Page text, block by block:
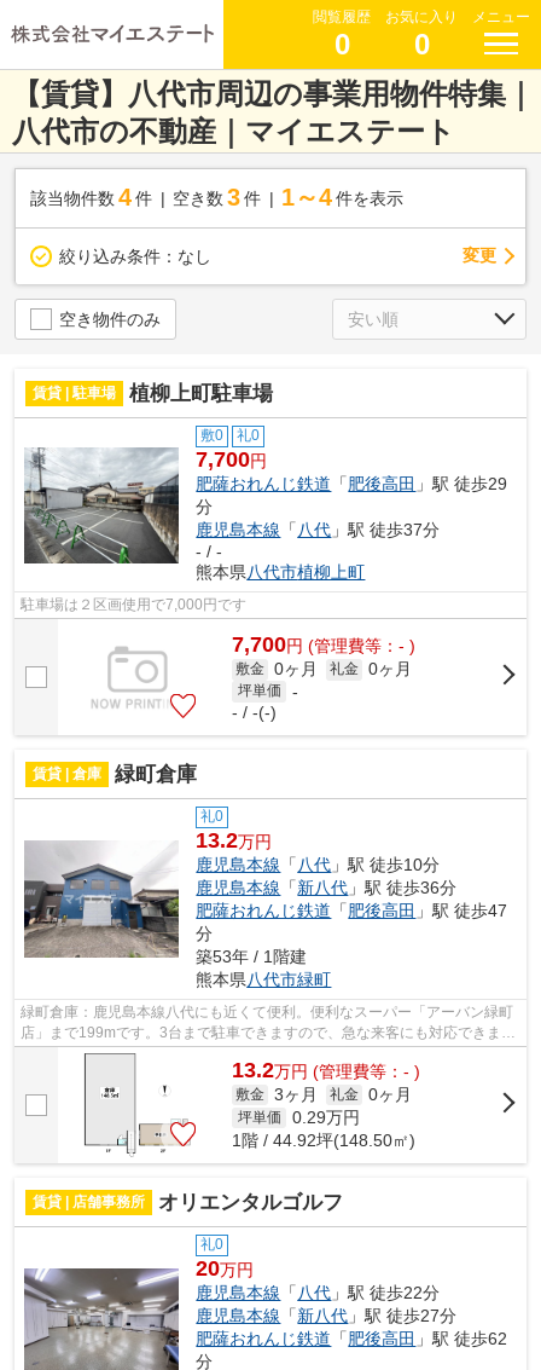
閲覧履歴
0
お気に入り
0
メニュー
【賃貸】八代市周辺の事業用物件特集｜
八代市の不動産｜マイエステート
該当物件数 4件 空き数 3 件 1～4 件を表示
絞り込み条件： なし 変更
空き物件のみ
賃貸 | 駐車場 植柳上町駐車場
敷0 礼0
7,700円
肥薩おれんじ鉄道 「肥後高田 」駅 徒歩29
分
鹿児島本線 「 八代 」駅 徒歩37分
- / -
熊本県八代市植柳上町
駐車場は２区画使用で7,000円です
7,700円 (管理費等：- )
敷金 0ヶ月 礼金 0ヶ月
坪単価
-
- / -(-)
賃貸 | 倉庫 緑町倉庫
礼0
13.2万円
鹿児島本線 「 八代 」駅 徒歩10分
鹿児島本線 「新八代 」駅 徒歩36分
肥薩おれんじ鉄道 「肥後高田 」駅 徒歩47
分
築53年 / 1階建
熊本県八代市緑町
緑町倉庫：鹿児島本線八代にも近くて便利。便利なスーパー「アーバン緑町
店」まで199mです。3台まで駐車できますので、急な来客にも対応できま
す。賃料は13.2万円です。礼金不要なので...
13.2万円 (管理費等：- )
敷金 3ヶ月 礼金 0ヶ月
坪単価 0.29万円
1階 / 44.92坪(148.50㎡)
賃貸 | 店舗事務所 オリエンタルゴルフ
礼0
20万円
鹿児島本線 「 八代 」駅 徒歩22分
鹿児島本線 「新八代 」駅 徒歩27分
肥薩おれんじ鉄道 「肥後高田 」駅 徒歩62
分